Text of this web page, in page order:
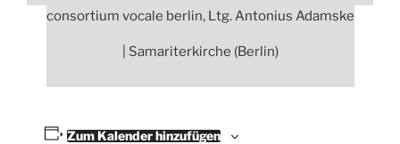
consortium vocale berlin, Ltg. Antonius Adamske
| Samariterkirche (Berlin)
Zum Kalender hinzufügen